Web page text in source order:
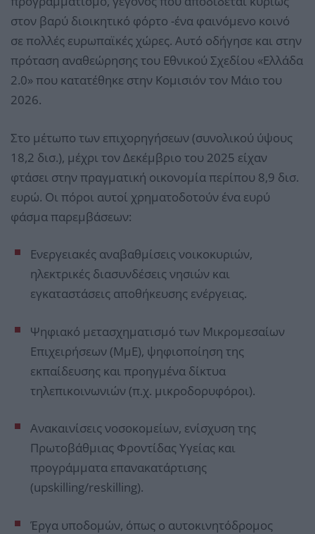
στον βαρύ διοικητικό φόρτο -ένα φαινόμενο κοινό
σε πολλές ευρωπαϊκές χώρες. Αυτό οδήγησε και στην
πρόταση αναθεώρησης του Εθνικού Σχεδίου «Ελλάδα
2.0» που κατατέθηκε στην Κομισιόν τον Μάιο του
2026.
Στο μέτωπο των επιχορηγήσεων (συνολικού ύψους
18,2 δισ.), μέχρι τον Δεκέμβριο του 2025 είχαν
φτάσει στην πραγματική οικονομία περίπου 8,9 δισ.
ευρώ. Οι πόροι αυτοί χρηματοδοτούν ένα ευρύ
φάσμα παρεμβάσεων:
Ενεργειακές αναβαθμίσεις νοικοκυριών,
ηλεκτρικές διασυνδέσεις νησιών και
εγκαταστάσεις αποθήκευσης ενέργειας.
Ψηφιακό μετασχηματισμό των Μικρομεσαίων
Επιχειρήσεων (ΜμΕ), ψηφιοποίηση της
εκπαίδευσης και προηγμένα δίκτυα
τηλεπικοινωνιών (π.χ. μικροδορυφόροι).
Ανακαινίσεις νοσοκομείων, ενίσχυση της
Πρωτοβάθμιας Φροντίδας Υγείας και
προγράμματα επανακατάρτισης
(upskilling/reskilling).
Έργα υποδομών, όπως ο αυτοκινητόδρομος